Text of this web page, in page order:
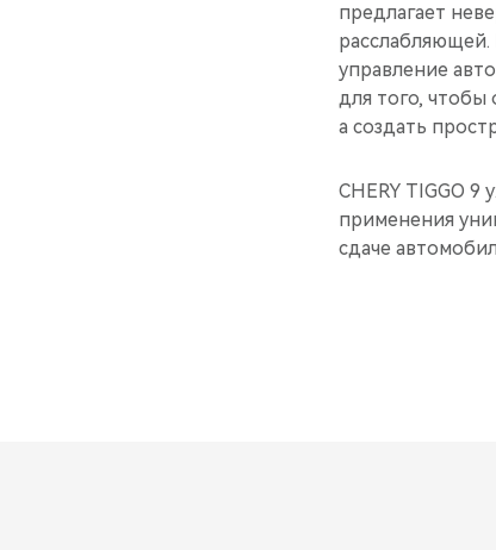
предлагает
управление
для того, чтобы
а создать
CHERY TIGGO
применения
сдаче